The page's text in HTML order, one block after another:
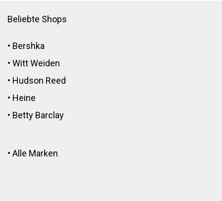
Beliebte Shops
• Bershka
• Witt Weiden
• Hudson Reed
• Heine
• Betty Barclay
• Alle Marken